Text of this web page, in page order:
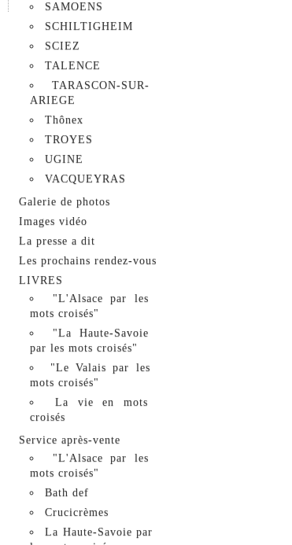
SAMOENS
SCHILTIGHEIM
SCIEZ
TALENCE
TARASCON-SUR-
ARIEGE
Thônex
TROYES
UGINE
VACQUEYRAS
Galerie de photos
Images vidéo
La presse a dit
Les prochains rendez-vous
LIVRES
"L'Alsace par les
mots croisés"
"La Haute-Savoie
par les mots croisés"
"Le Valais par les
mots croisés"
La vie en mots
croisés
Service après-vente
"L'Alsace par les
mots croisés"
Bath def
Crucicrèmes
La Haute-Savoie par